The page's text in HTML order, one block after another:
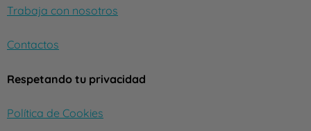
Trabaja con nosotros
Contactos
Respetando tu privacidad
Política de Cookies